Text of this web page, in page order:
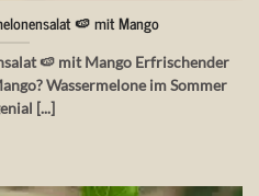
🍉 mit Mango
🍉 mit Mango Erfrischender
Wassermelone im Sommer
[...]